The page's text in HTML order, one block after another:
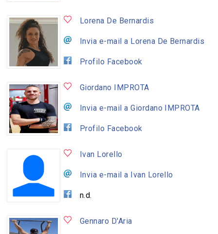
Lorena De Bernardis
Invia e-mail a Lorena De Bernardis
Profilo Facebook
Giordano IMPROTA
Invia e-mail a Giordano IMPROTA
Profilo Facebook
Ivan Lorello
Invia e-mail a Ivan Lorello
n.d.
Gennaro D'Aria